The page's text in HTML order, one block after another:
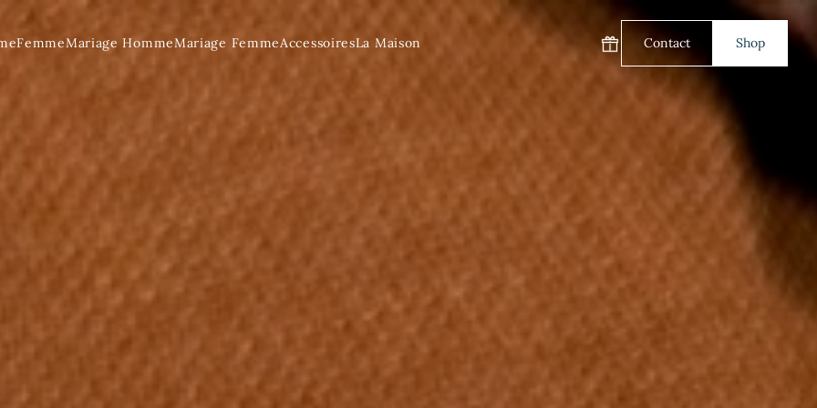
FemmeMariage HommeMariage FemmeAccessoiresLa Maison Carte cadeau
Contact Shop